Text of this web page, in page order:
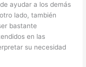
ayudar a los demás
lado, también
bastante
en las
su necesidad